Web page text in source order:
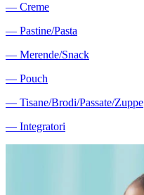
― Creme
― Pastine/Pasta
― Merende/Snack
― Pouch
― Tisane/Brodi/Passate/Zuppe
― Integratori